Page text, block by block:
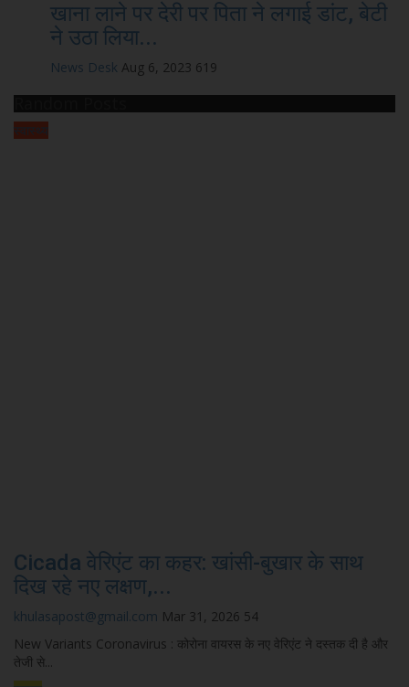
खाना लाने पर देरी पर पिता ने लगाई डांट, बेटी
ने उठा लिया...
News Desk Aug 6, 2023 619
स्वास्थ्य
Cicada वेरिएंट का कहर: खांसी-बुखार के साथ
दिख रहे नए लक्षण,...
khulasapost@gmail.com Mar 31, 2026 54
New Variants Coronavirus : कोरोना वायरस के नए वेरिएंट ने दस्तक दी है और
तेजी से...